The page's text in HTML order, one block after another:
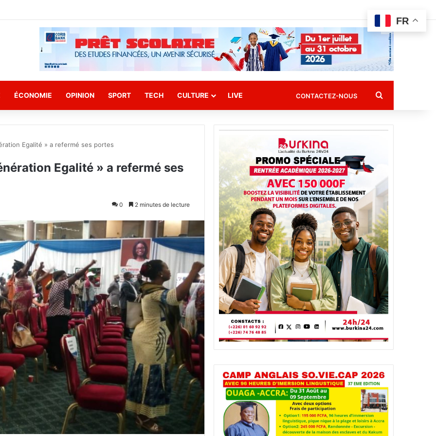
ÉCONOMIE OPINION SPORT TECH CULTURE LIVE CONTACTEZ-NOUS Rechercher
Egalité » a refermé ses portes
Egalité » a refermé ses
0 2 minutes de lecture
FR